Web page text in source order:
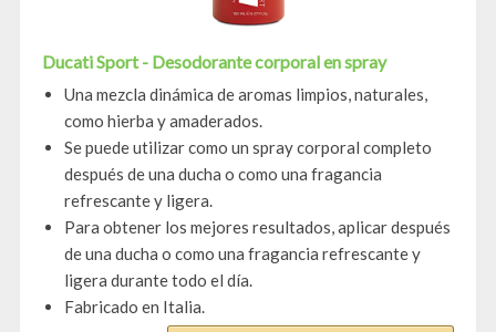
Ducati Sport - Desodorante corporal en spray
Una mezcla dinámica de aromas limpios, naturales,
como hierba y amaderados.
Se puede utilizar como un spray corporal completo
después de una ducha o como una fragancia
refrescante y ligera.
Para obtener los mejores resultados, aplicar después
de una ducha o como una fragancia refrescante y
ligera durante todo el día.
Fabricado en Italia.